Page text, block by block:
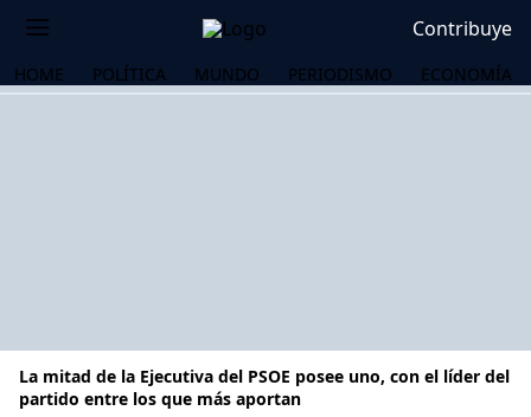
Contribuye
HOME POLÍTICA MUNDO PERIODISMO ECONOMÍA
La mitad de la Ejecutiva del PSOE posee uno, con el líder del
partido entre los que más aportan